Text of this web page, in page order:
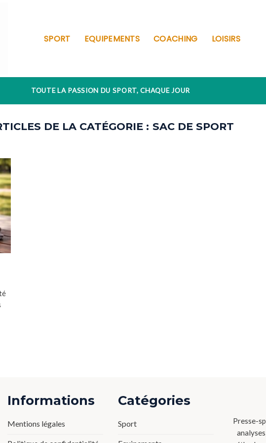
SPORT EQUIPEMENTS COACHING LOISIRS
TOUTE LA PASSION DU SPORT, CHAQUE JOUR
SAC DE SPORT
Informations
Mentions légales
Catégories
Sport
Presse-